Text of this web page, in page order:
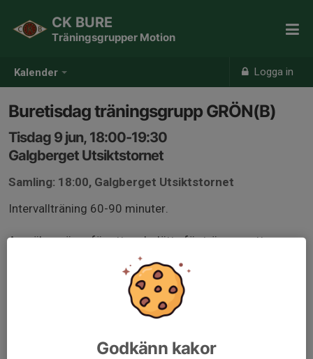
Kalender Logga in
CK BURE
Träningsgrupper Motion
Buretisdag träningsgrupp GRÖN(B)
Tisdag 9 jun, 18:00-19:30
Galgberget Utsiktstornet
Samling: 18:00, Galgberget Utsiktstornet
Intervallträning 60-90 minuter.
Anmäl er gärna för att underlätta för tränarna att
planera passet, gruppindelning kan komma att ske
beroende på antal och nivå på deltagare.
Medlemmar från andra klubbar är välkomna, kom helst i
era respektive klubbkläder.
Godkänn kakor